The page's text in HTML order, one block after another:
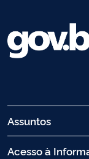
Assuntos
Acesso à